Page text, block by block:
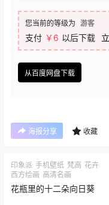
您当前的等级为 游客
支付 ￥6 以后下载
从百度网盘下载
海报分享 收藏
印象派 手机壁纸 梵高 花卉
西方绘画 高清名画
花瓶里的十二朵向日葵